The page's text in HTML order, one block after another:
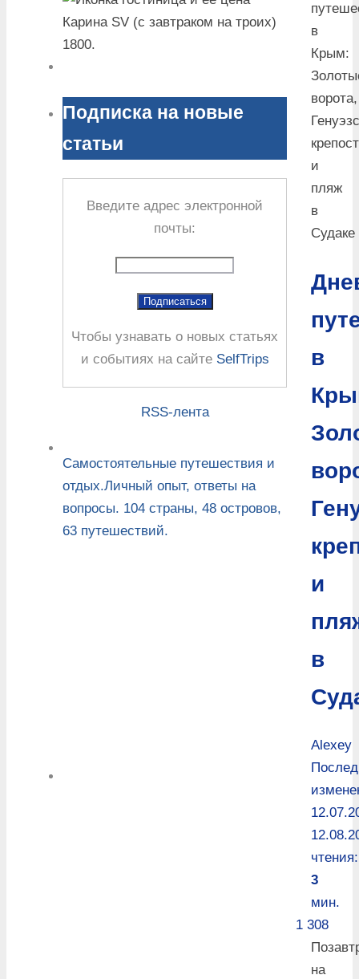
в
Крым:
ворота,
и
пляж
в
Судаке
в
и
в
Alexey
чтения:
3
мин.
1 308
на
Карина SV (с завтраком на троих)
1800.
Подписка на новые
статьи
Введите адрес электронной
почты:
Чтобы узнавать о новых статьях
и событиях на сайте SelfTrips
RSS-лента
Самостоятельные путешествия и
отдых.Личный опыт, ответы на
вопросы. 104 страны, 48 островов,
63 путешествий.